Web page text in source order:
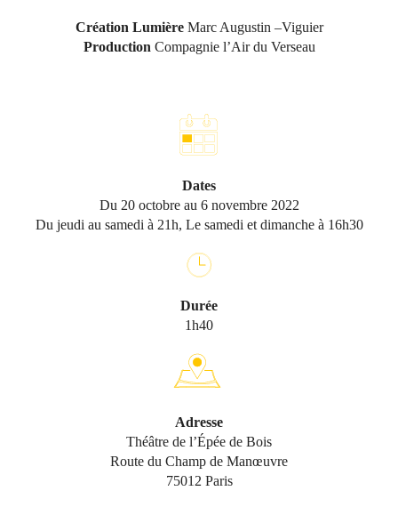
Création Lumière Marc Augustin –Viguier
Production Compagnie l’Air du Verseau
Dates
Du 20 octobre au 6 novembre 2022
Du jeudi au samedi à 21h, Le samedi et dimanche à 16h30
Durée
1h40
Adresse
Théâtre de l’Épée de Bois
Route du Champ de Manœuvre
75012 Paris